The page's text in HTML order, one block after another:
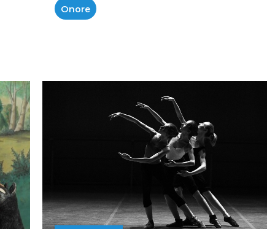
Onore